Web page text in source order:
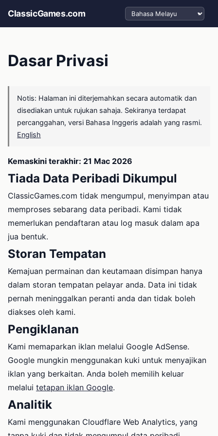
ClassicGames.com Pilih bahasa
Dasar Privasi
Notis: Halaman ini diterjemahkan secara automatik dan
disediakan untuk rujukan sahaja. Sekiranya terdapat
percanggahan, versi Bahasa Inggeris adalah yang rasmi.
English
Kemaskini terakhir: 21 Mac 2026
Tiada Data Peribadi Dikumpul
ClassicGames.com tidak mengumpul, menyimpan atau
memproses sebarang data peribadi. Kami tidak
memerlukan pendaftaran atau log masuk dalam apa
jua bentuk.
Storan Tempatan
Kemajuan permainan dan keutamaan disimpan hanya
dalam storan tempatan pelayar anda. Data ini tidak
pernah meninggalkan peranti anda dan tidak boleh
diakses oleh kami.
Pengiklanan
Kami memaparkan iklan melalui Google AdSense.
Google mungkin menggunakan kuki untuk menyajikan
iklan yang berkaitan. Anda boleh memilih keluar
melalui tetapan iklan Google.
Analitik
Kami menggunakan Cloudflare Web Analytics, yang